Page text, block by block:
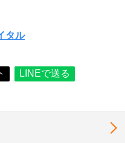
タル
LINEで送る